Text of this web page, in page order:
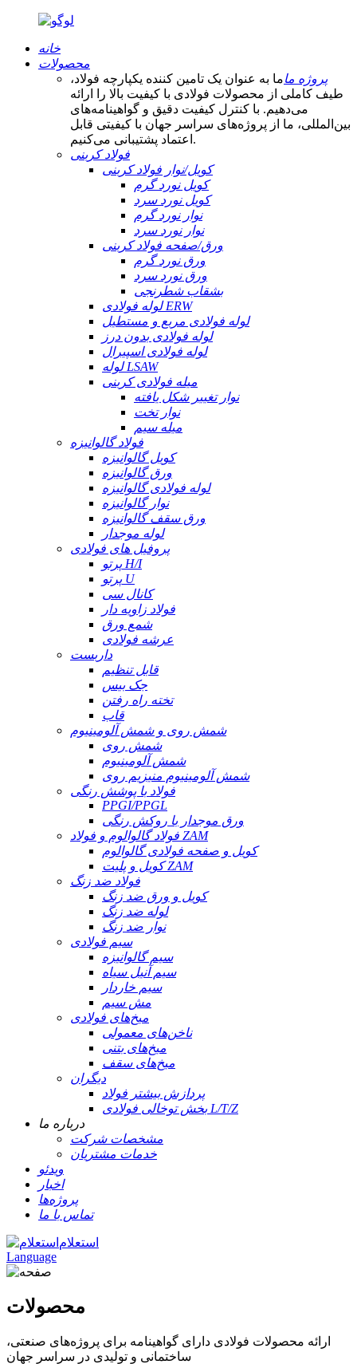
خانه
محصولات
پروژه ماما به عنوان یک تامین کننده یکپارچه فولاد،
طیف کاملی از محصولات فولادی با کیفیت بالا را ارائه
می‌دهیم. با کنترل کیفیت دقیق و گواهینامه‌های
بین‌المللی، ما از پروژه‌های سراسر جهان با کیفیتی قابل
اعتماد پشتیبانی می‌کنیم.
فولاد کربنی
کویل/نوار فولاد کربنی
کویل نورد گرم
کویل نورد سرد
نوار نورد گرم
نوار نورد سرد
ورق/صفحه فولاد کربنی
ورق نورد گرم
ورق نورد سرد
بشقاب شطرنجی
لوله فولادی ERW
لوله فولادی مربع و مستطیل
لوله فولادی بدون درز
لوله فولادی اسپیرال
لوله LSAW
میله فولادی کربنی
نوار تغییر شکل یافته
نوار تخت
میله سیم
فولاد گالوانیزه
کویل گالوانیزه
ورق گالوانیزه
لوله فولادی گالوانیزه
نوار گالوانیزه
ورق سقف گالوانیزه
لوله موجدار
پروفیل های فولادی
پرتو H/I
پرتو U
کانال سی
فولاد زاویه دار
شمع ورق
عرشه فولادی
داربست
قابل تنظیم
جک بیس
تخته راه رفتن
قاب
شمش روی و شمش آلومینیوم
شمش روی
شمش آلومینیوم
شمش آلومینیوم منیزیم روی
فولاد با پوشش رنگی
PPGI/PPGL
ورق موجدار با روکش رنگی
فولاد گالوالوم و فولاد ZAM
کویل و صفحه فولادی گالوالوم
کویل و پلیت ZAM
فولاد ضد زنگ
کویل و ورق ضد زنگ
لوله ضد زنگ
نوار ضد زنگ
سیم فولادی
سیم گالوانیزه
سیم آنیل سیاه
سیم خاردار
مش سیم
میخ‌های فولادی
ناخن‌های معمولی
میخ‌های بتنی
میخ‌های سقف
دیگران
پردازش بیشتر فولاد
بخش توخالی فولادی L/T/Z
درباره ما
مشخصات شرکت
خدمات مشتریان
ویدئو
اخبار
پروژه‌ها
تماس با ما
استعلام
Language
محصولات
ارائه محصولات فولادی دارای گواهینامه برای پروژه‌های صنعتی،
ساختمانی و تولیدی در سراسر جهان